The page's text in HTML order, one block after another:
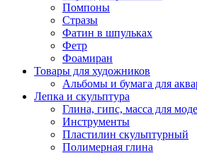
Помпоны
Стразы
Фатин в шпульках
Фетр
Фоамиран
Товары для художников
Альбомы и бумага для
Лепка и скульптура
Глина, гипс, масса для
Инструменты
Пластилин скульптурный
Полимерная глина